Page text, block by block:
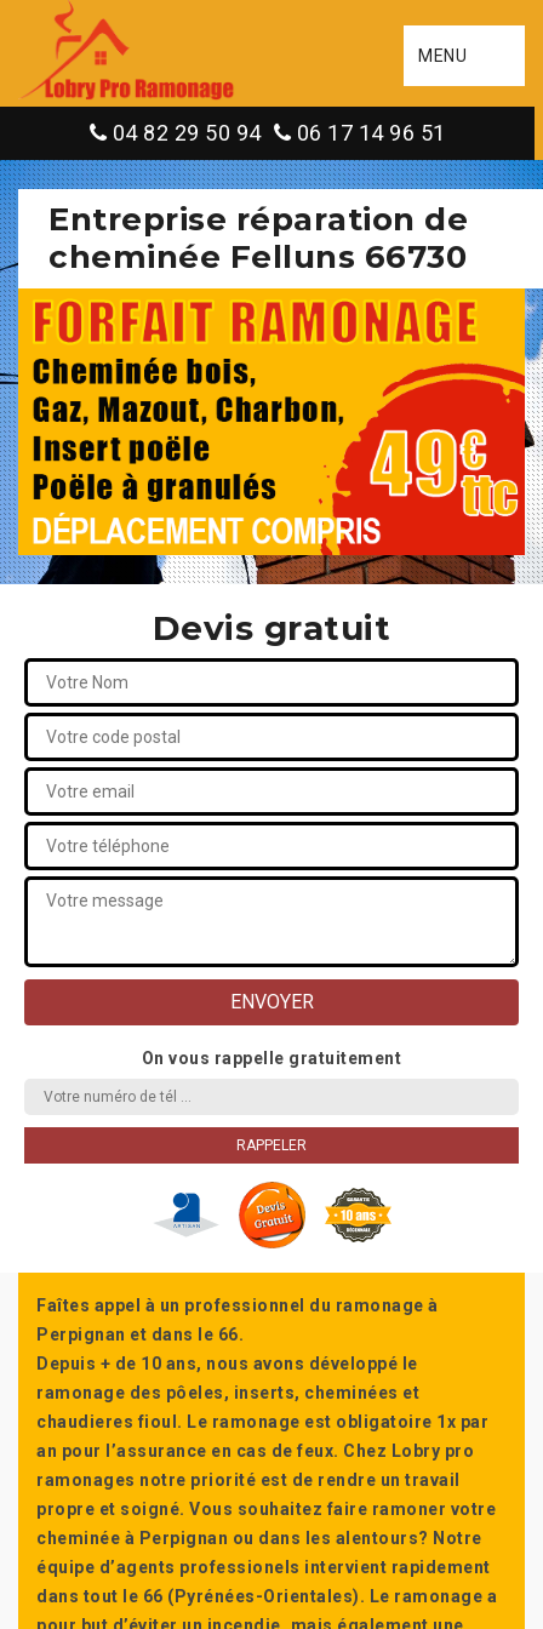
MENU
04 82 29 50 94 06 17 14 96 51
Entreprise réparation de
cheminée Felluns 66730
Devis gratuit
On vous rappelle gratuitement
Faîtes appel à un professionnel du ramonage à
Perpignan et dans le 66.
Depuis + de 10 ans, nous avons développé le
ramonage des pôeles, inserts, cheminées et
chaudieres fioul. Le ramonage est obligatoire 1x par
an pour l’assurance en cas de feux. Chez Lobry pro
ramonages notre priorité est de rendre un travail
propre et soigné. Vous souhaitez faire ramoner votre
cheminée à Perpignan ou dans les alentours? Notre
équipe d’agents professionels intervient rapidement
dans tout le 66 (Pyrénées-Orientales). Le ramonage a